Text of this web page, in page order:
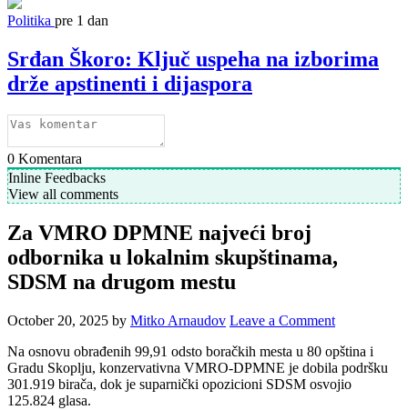
Politika pre 1 dan
Srđan Škoro: Ključ uspeha na izborima
drže apstinenti i dijaspora
0 Komentara
Inline Feedbacks
View all comments
Za VMRO DPMNE najveći broj
odbornika u lokalnim skupštinama,
SDSM na drugom mestu
October 20, 2025 by Mitko Arnaudov Leave a Comment
Na osnovu obrađenih 99,91 odsto boračkih mesta u 80 opština i
Gradu Skoplju, konzervativna VMRO-DPMNE je dobila podršku
301.919 birača, dok je suparnički opozicioni SDSM osvojio
125.824 glasa.